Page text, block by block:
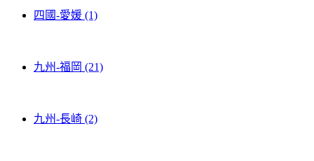
四國-愛媛 (1)
九州-福岡 (21)
九州-長崎 (2)